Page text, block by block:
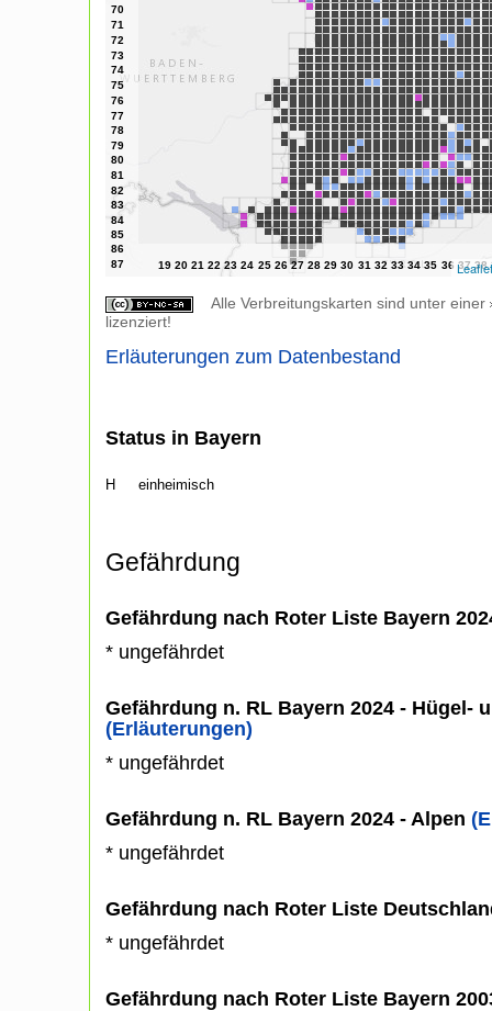
Leaflet
Alle Verbreitungskarten sind unter einer
lizenziert!
Erläuterungen zum Datenbestand
Status in Bayern
H einheimisch
Gefährdung
Gefährdung nach Roter Liste Bayern
* ungefährdet
Gefährdung n. RL Bayern 2024 - Hügel-
(Erläuterungen)
* ungefährdet
Gefährdung n. RL Bayern 2024 - Alpen
* ungefährdet
Gefährdung nach Roter Liste
* ungefährdet
Gefährdung nach Roter Liste Bayern